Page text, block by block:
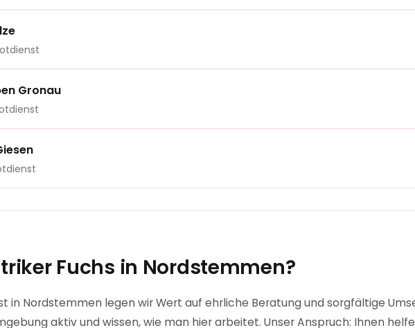
Gronau
Fuchs in Nordstemmen?
in Nordstemmen legen wir Wert auf ehrliche Beratung und sorgfältige
aktiv und wissen, wie man hier arbeitet. Unser Anspruch: Ihnen